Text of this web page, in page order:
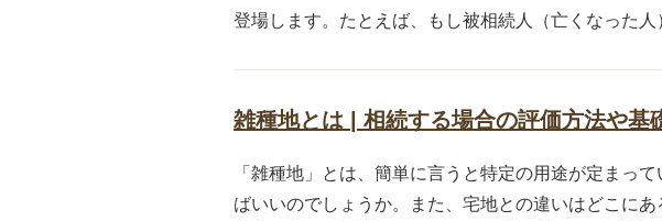
登場します。たとえば、もし被相続人（亡くなった人
雑種地とは | 相続する場合の評価方法や基
「雑種地」とは、簡単に言うと特定の用途が定まっ
ばいいのでしょうか。また、宅地との違いはどこに